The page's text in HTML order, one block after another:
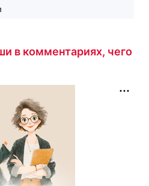
«Куст сирени»
и наказание» с
в комментариях, чего